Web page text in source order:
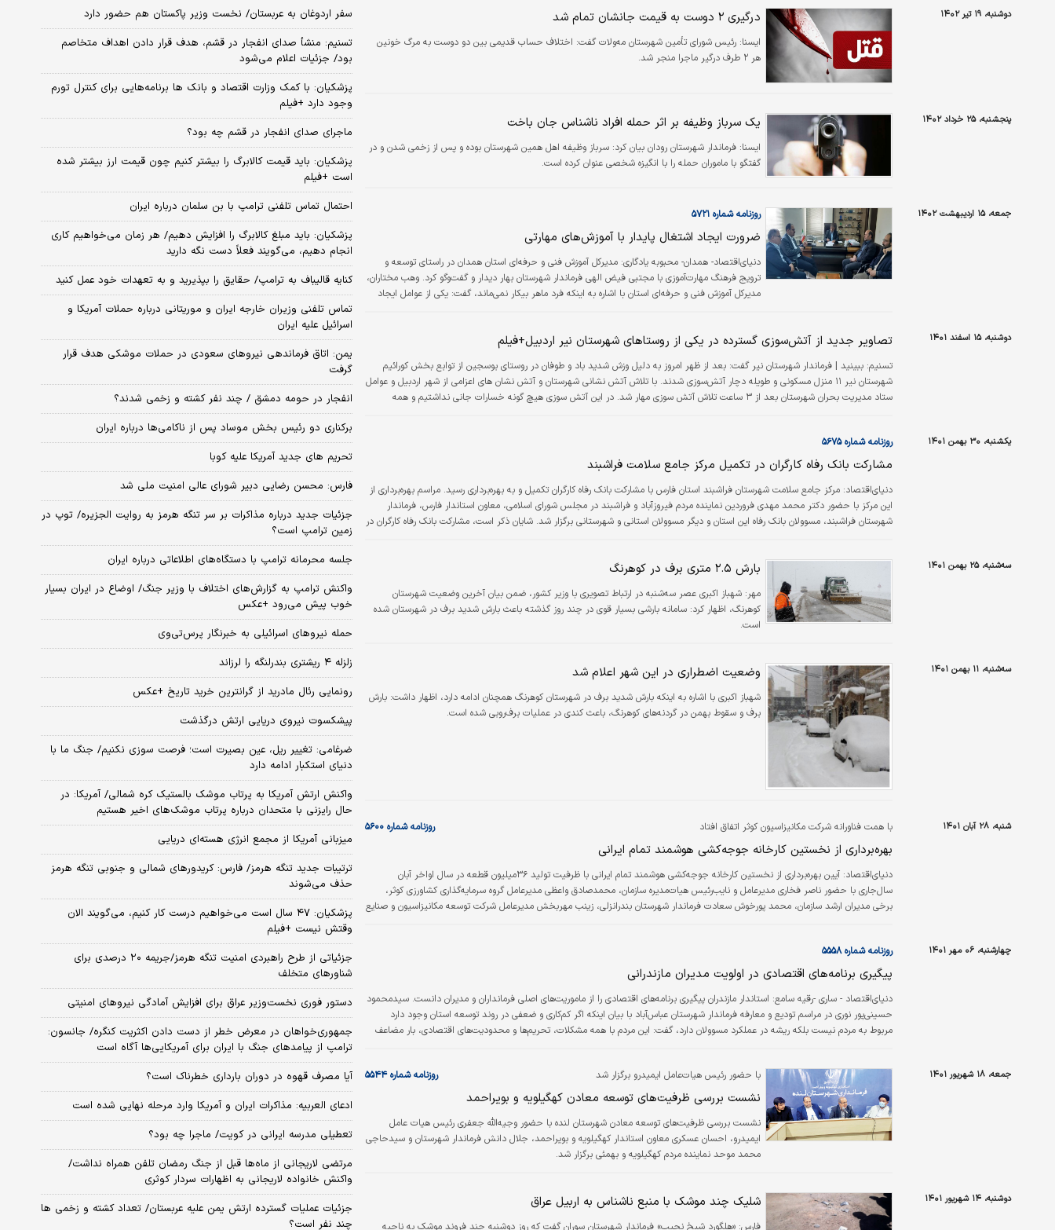
دوشنبه، ۱۹ تیر ۱۴۰۲ درگیری ۲ دوست به قیمت جانشان تمام شد
ايسنا: رئیس شورای تأمین شهرستان مه‌ولات گفت: اختلاف حساب قدیمی بین دو دوست به مرگ خونین
هر ۲ طرف درگیر ماجرا منجر شد.
پنجشنبه، ۲۵ خرداد ۱۴۰۲ یک سرباز وظیفه بر اثر حمله افراد ناشناس جان باخت
ايسنا: فرماندار شهرستان رودان بیان کرد: سرباز وظیفه اهل همین شهرستان بوده و پس از زخمی شدن و در
گفتگو با ماموران حمله را با انگیزه شخصی عنوان کرده است.
جمعه، ۱۵ اردیبهشت ۱۴۰۲ روزنامه شماره ۵۷۲۱
ضرورت ایجاد اشتغال پایدار با آموزش‌های مهارتی
دنیای‌اقتصاد- همدان- محبوبه یادگاری: مدیرکل آموزش فنی و حرفه‌ای استان همدان در راستای توسعه و
ترویج فرهنگ مهارت‌‌‌آموزی با مجتبی فیض الهی فرماندار شهرستان بهار دیدار و گفت‌وگو کرد. وهب مختاران،
مدیرکل آموزش فنی و حرفه‌‌‌ای استان با اشاره به اینکه فرد ماهر بیکار نمی‌‌‌ماند، گفت: یکی از عوامل ایجاد
دوشنبه، ۱۵ اسفند ۱۴۰۱ تصاویر جدید از آتش‌سوزی گسترده در یکی از روستاهای شهرستان نیر اردبیل+فیلم
تسنیم:
ببینید | فرماندار شهرستان نیر گفت: بعد از ظهر امروز به دلیل وزش شدید باد و طوفان در روستای بوسجین از توابع بخش کورائیم
شهرستان نیر ۱۱ منزل مسکونی و طویله دچار آتش‌سوزی شدند. با تلاش آتش نشانی شهرستان و آتش نشان های اعزامی از شهر اردبیل و عوامل
ستاد مدیریت بحران شهرستان بعد از ۳ ساعت تلاش آتش سوزی مهار شد. در این آتش سوزی هیچ گونه خسارات جانی نداشتیم و همه
یکشنبه، ۳۰ بهمن ۱۴۰۱ روزنامه شماره ۵۶۷۵
مشارکت بانک رفاه کارگران در تکمیل مرکز جامع سلامت فراشبند
دنیای‌اقتصاد: مرکز جامع سلامت شهرستان فراشبند استان فارس با مشارکت بانک رفاه کارگران تکمیل و به بهره‌‌‌برداری رسید. مراسم بهره‌‌‌برداری از
این مرکز با حضور دکتر محمد مهدی فروردین نماینده مردم فیروزآباد و فراشبند در مجلس شورای اسلامی، معاون استاندار فارس، فرماندار
شهرستان فراشبند، مسوولان بانک رفاه این استان و دیگر مسوولان استانی و شهرستانی برگزار شد. شایان ذکر است، مشارکت بانک رفاه کارگران در
سه‌شنبه، ۲۵ بهمن ۱۴۰۱ بارش ۲.۵ متری برف در کوهرنگ
مهر: شهباز اکبری عصر سه‌شنبه در ارتباط تصویری با وزیر کشور، ضمن بیان آخرین وضعیت شهرستان
کوهرنگ، اظهار کرد: سامانه بارشی بسیار قوی در چند روز گذشته باعث بارش شدید برف در شهرستان شده
است.
سه‌شنبه، ۱۱ بهمن ۱۴۰۱ وضعیت اضطراری در این شهر اعلام شد
شهباز اکبری با اشاره به اینکه بارش شدید برف در شهرستان کوهرنگ همچنان ادامه دارد، اظهار داشت: بارش
برف و سقوط بهمن در گردنه‌های کوهرنگ، باعث کندی در عملیات برف‌روبی شده است.
شنبه، ۲۸ آبان ۱۴۰۱ با همت فناورانه شرکت مکانیزاسیون کوثر اتفاق افتاد روزنامه شماره ۵۶۰۰
بهره‌برداری از نخستین کارخانه جوجه‌کشی هوشمند تمام ایرانی
دنیای‌اقتصاد:
آیین بهره‌برداری از نخستین کارخانه جوجه‌‌‌کشی هوشمند تمام ایرانی با ظرفیت تولید ۳۶‌میلیون قطعه در سال اواخر آبان
سال‌جاری با حضور ناصر فخاری مدیرعامل و نایب‌رئیس هیات‌مدیره سازمان، محمدصادق واعظی مدیرعامل گروه سرمایه‌گذاری کشاورزی کوثر،
برخی مدیران ارشد سازمان، محمد پورخوش سعادت فرماندار شهرستان بندرانزلی، زینب مهربخش مدیرعامل شرکت توسعه مکانیزاسیون و صنایع
چهارشنبه، ۰۶ مهر ۱۴۰۱ روزنامه شماره ۵۵۵۸
پیگیری برنامه‌های اقتصادی در اولویت مدیران مازندرانی
دنیای‌اقتصاد - ساری -رقیه سامع: استاندار مازندران پیگیری برنامه‌‌‌های اقتصادی را از ماموریت‌‌‌های اصلی فرمانداران و مدیران دانست. سیدمحمود
حسینی‌‌‌پور نوری در مراسم تودیع و معارفه فرماندار شهرستان عباس‌‌‌آباد با بیان اینکه اگر کم‌کاری و ضعفی در روند توسعه استان وجود دارد
مربوط به مردم نیست بلکه ریشه در عملکرد مسوولان دارد، گفت: این مردم با همه مشکلات، تحریم‌ها و محدودیت‌های اقتصادی، بار مضاعف
جمعه، ۱۸ شهریور ۱۴۰۱ با حضور رئیس هیات‌‌‌عامل ایمیدرو برگزار شد روزنامه شماره ۵۵۴۴
نشست بررسی ظرفیت‌‌‌های توسعه معادن کهگیلویه و بویراحمد
نشست بررسی ظرفیت‌‌‌های توسعه معادن شهرستان لنده با حضور وجیه‌‌‌الله جعفری رئیس هیات عامل
ایمیدرو، احسان عسکری معاون استاندار کهگیلویه و بویراحمد، جلال دانش فرماندار شهرستان و سیدحاجی
محمد موحد نماینده مردم کهگیلویه و بهمئی برگزار شد.
دوشنبه، ۱۴ شهریور ۱۴۰۱ شلیک چند موشک با منبع ناشناس به اربیل عراق
فارس: «هلگورد شیخ نجیب» فرماندار شهرستان سوران گفت که روز دوشنبه چند فروند موشک به ناحیه
سفر اردوغان به عربستان/ نخست وزیر پاکستان هم حضور دارد
تسنیم: منشأ صدای انفجار در قشم، هدف قرار دادن اهداف متخاصم
بود/ جزئیات اعلام می‌شود
پزشکیان: با کمک وزارت اقتصاد و بانک ها برنامه‌هایی برای کنترل تورم
وجود دارد +فیلم
ماجرای صدای انفجار در قشم چه بود؟
پزشکیان: باید قیمت کالابرگ را بیشتر کنیم چون قیمت ارز بیشتر شده
است +فیلم
احتمال تماس تلفنی ترامپ با بن سلمان درباره ایران
پزشکیان: باید مبلغ کالابرگ را افزایش دهیم/ هر زمان می‌خواهیم کاری
انجام دهیم، می‌گویند فعلاً دست نگه دارید
کنایه قالیباف به ترامپ/ حقایق را بپذیرید و به تعهدات خود عمل کنید
تماس تلفنی وزیران خارجه ایران و موریتانی درباره حملات آمریکا و
اسرائیل علیه ایران
یمن: اتاق فرماندهی نیروهای سعودی در حملات موشکی هدف قرار
گرفت
انفجار در حومه دمشق / چند نفر کشته و زخمی شدند؟
برکناری دو رئیس بخش موساد پس از ناکامی‌ها درباره ایران
تحریم های جدید آمریکا علیه کوبا
فارس: محسن رضایی دبیر شورای عالی امنیت ملی شد
جزئیات جدید درباره مذاکرات بر سر تنگه هرمز به روایت الجزیره/ توپ در
زمین ترامپ است؟
جلسه محرمانه ترامپ با دستگاه‌های اطلاعاتی درباره ایران
واکنش ترامپ به گزارش‌های اختلاف با وزیر جنگ/ اوضاع در ایران بسیار
خوب پیش می‌رود +عکس
حمله نیروهای اسرائیلی به خبرنگار پرس‌تی‌وی
زلزله ۴ ریشتری بندرلنگه را لرزاند
رونمایی رئال مادرید از گرانترین خرید تاریخ +عکس
پیشکسوت نیروی دریایی ارتش درگذشت
ضرغامی: تغییر ریل، عین بصیرت است؛ فرصت سوزی نکنیم/ جنگ ما با
دنیای استکبار ادامه دارد
واکنش ارتش آمریکا به پرتاب موشک بالستیک کره شمالی/ آمریکا: در
حال رایزنی با متحدان درباره پرتاب موشک‌های اخیر هستیم
میزبانی آمریکا از مجمع انرژی هسته‌ای دریایی
ترتیبات جدید تنگه هرمز/ فارس: کریدورهای شمالی و جنوبی تنگه هرمز
حذف می‌شوند
پزشکیان: ۴۷ سال است می‌خواهیم درست کار کنیم، می‌گویند الان
وقتش نیست +فیلم
جزئیاتی از طرح راهبردی امنیت تنگه هرمز/جریمه ۲۰ درصدی برای
شناورهای متخلف
دستور فوری نخست‌وزیر عراق برای افزایش آمادگی نیروهای امنیتی
جمهوری‌خواهان در معرض خطر از دست دادن اکثریت کنگره/ جانسون:
ترامپ از پیامدهای جنگ با ایران برای آمریکایی‌ها آگاه است
آیا مصرف قهوه در دوران بارداری خطرناک است؟
ادعای العربیه: مذاکرات ایران و آمریکا وارد مرحله نهایی شده است
تعطیلی مدرسه ایرانی در کویت/ ماجرا چه بود؟
مرتضی لاریجانی از ماه‌ها قبل از جنگ رمضان تلفن همراه نداشت/
واکنش خانواده لاریجانی به اظهارات سردار کوثری
جزئیات عملیات گسترده ارتش یمن علیه عربستان/ تعداد کشته و زخمی ها
چند نفر است؟